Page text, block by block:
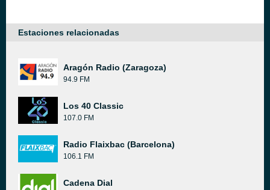
Estaciones relacionadas
Aragón Radio (Zaragoza)
94.9 FM
Los 40 Classic
107.0 FM
Radio Flaixbac (Barcelona)
106.1 FM
Cadena Dial